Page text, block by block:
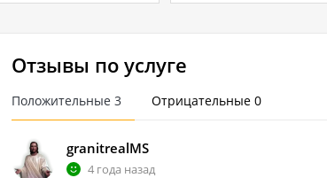
Отзывы по услуге
Положительные 3 Отрицательные 0
granitrealMS
4 года назад